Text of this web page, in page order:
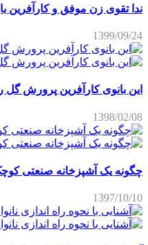
ندا تقوی زن موفق و کارآفرین
1399/09/24
این بانوی کارآفرین پرورش گل
1398/02/08
چگونه یک آشپزخانه صنعتی
1397/10/10